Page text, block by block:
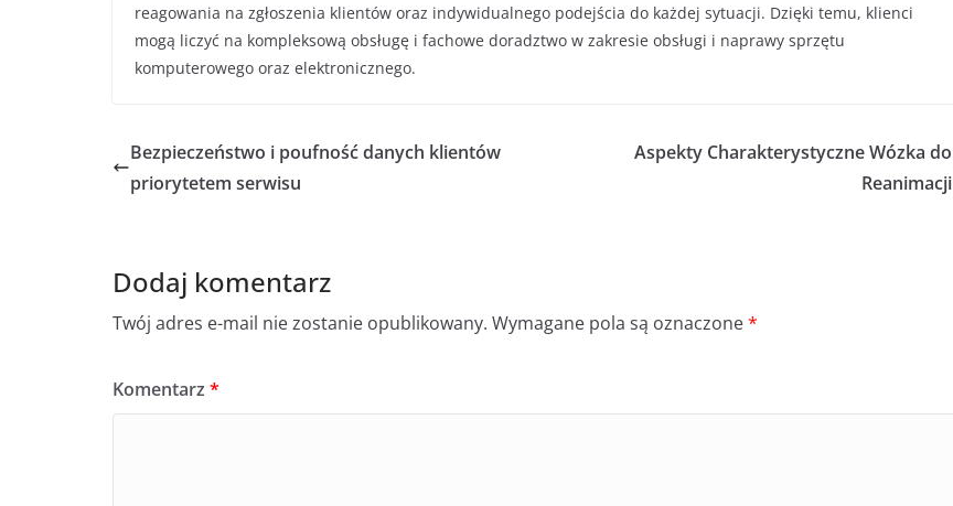
reagowania na zgłoszenia klientów oraz indywidualnego podejścia do każdej sytuacji. Dzięki temu, klienci
mogą liczyć na kompleksową obsługę i fachowe doradztwo w zakresie obsługi i naprawy sprzętu
komputerowego oraz elektronicznego.
Bezpieczeństwo i poufność danych klientów
priorytetem serwisu
Aspekty Charakterystyczne Wózka do
Reanimacji
Dodaj komentarz
Twój adres e-mail nie zostanie opublikowany. Wymagane pola są oznaczone*
Komentarz *